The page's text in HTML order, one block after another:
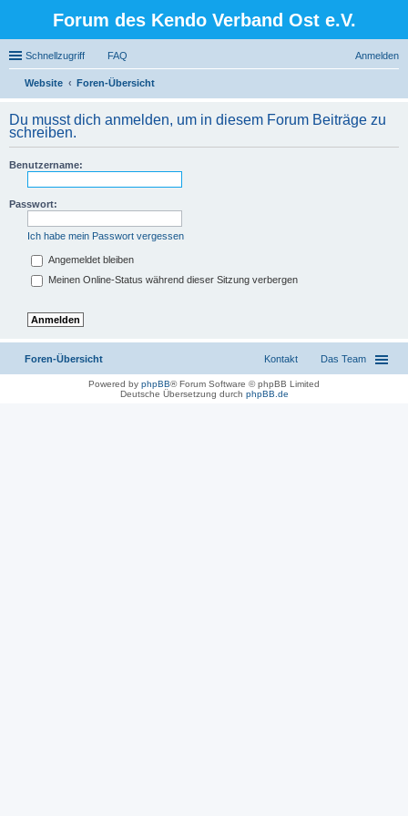
Forum des Kendo Verband Ost e.V.
Schnellzugriff FAQ Anmelden
Website
Foren-Übersicht
Du musst dich anmelden, um in diesem Forum Beiträge zu
schreiben.
Benutzername:
Passwort:
Ich habe mein Passwort vergessen
Angemeldet bleiben
Meinen Online-Status während dieser Sitzung verbergen
Foren-Übersicht Das Team
Kontakt
Powered by phpBB® Forum Software © phpBB Limited
Deutsche Übersetzung durch phpBB.de